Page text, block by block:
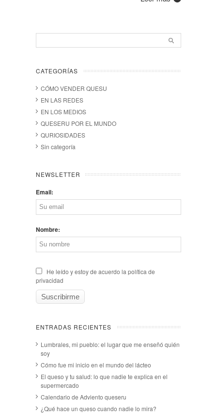
CATEGORÍAS
CÓMO VENDER QUESU
EN LAS REDES
EN LOS MEDIOS
QUESERU POR EL MUNDO
QURIOSIDADES
Sin categoría
NEWSLETTER
Email:
Nombre:
He leído y estoy de acuerdo la política de
privacidad
ENTRADAS RECIENTES
Lumbrales, mi pueblo: el lugar que me enseñó quién
soy
Cómo fue mi inicio en el mundo del lácteo
El queso y tu salud: lo que nadie te explica en el
supermercado
Calendario de Adviento queseru
¿Qué hace un queso cuando nadie lo mira?